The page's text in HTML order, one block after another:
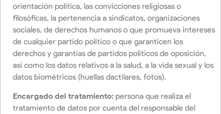
orientación política, las convicciones religiosas o
filosóficas, la pertenencia a sindicatos, organizaciones
sociales, de derechos humanos o que promueva intereses
de cualquier partido político o que garanticen los
derechos y garantías de partidos políticos de oposición,
así como los datos relativos a la salud, a la vida sexual y los
datos biométricos (huellas dactilares, fotos).
Encargado del tratamiento: persona que realiza el
tratamiento de datos por cuenta del responsable del